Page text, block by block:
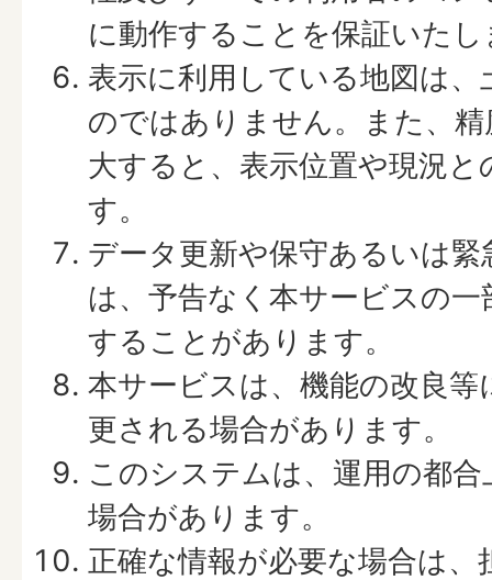
に動作することを保証いた
表示に利用している地図は
のではありません。また、
大すると、表示位置や現況
す。
データ更新や保守あるいは
は、予告なく本サービスの
することがあります。
本サービスは、機能の改良
更される場合があります。
このシステムは、運用の都
場合があります。
正確な情報が必要な場合は、